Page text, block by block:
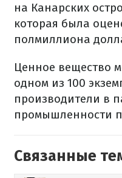
на Канарских
которая была
полмиллиона
Ценное вещество
одном из 100
производители в
промышленности
Связанные